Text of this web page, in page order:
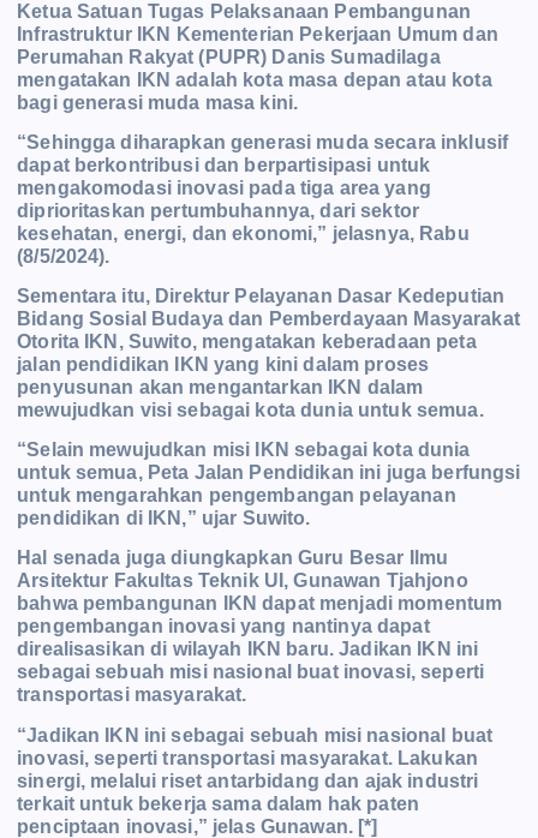
Ketua Satuan Tugas Pelaksanaan Pembangunan
Infrastruktur IKN Kementerian Pekerjaan Umum dan
Perumahan Rakyat (PUPR) Danis Sumadilaga
mengatakan IKN adalah kota masa depan atau kota
bagi generasi muda masa kini.
“Sehingga diharapkan generasi muda secara inklusif
dapat berkontribusi dan berpartisipasi untuk
mengakomodasi inovasi pada tiga area yang
diprioritaskan pertumbuhannya, dari sektor
kesehatan, energi, dan ekonomi,” jelasnya, Rabu
(8/5/2024).
Sementara itu, Direktur Pelayanan Dasar Kedeputian
Bidang Sosial Budaya dan Pemberdayaan Masyarakat
Otorita IKN, Suwito, mengatakan keberadaan peta
jalan pendidikan IKN yang kini dalam proses
penyusunan akan mengantarkan IKN dalam
mewujudkan visi sebagai kota dunia untuk semua.
“Selain mewujudkan misi IKN sebagai kota dunia
untuk semua, Peta Jalan Pendidikan ini juga berfungsi
untuk mengarahkan pengembangan pelayanan
pendidikan di IKN,” ujar Suwito.
Hal senada juga diungkapkan Guru Besar Ilmu
Arsitektur Fakultas Teknik UI, Gunawan Tjahjono
bahwa pembangunan IKN dapat menjadi momentum
pengembangan inovasi yang nantinya dapat
direalisasikan di wilayah IKN baru. Jadikan IKN ini
sebagai sebuah misi nasional buat inovasi, seperti
transportasi masyarakat.
“Jadikan IKN ini sebagai sebuah misi nasional buat
inovasi, seperti transportasi masyarakat. Lakukan
sinergi, melalui riset antarbidang dan ajak industri
terkait untuk bekerja sama dalam hak paten
penciptaan inovasi,” jelas Gunawan. [*]